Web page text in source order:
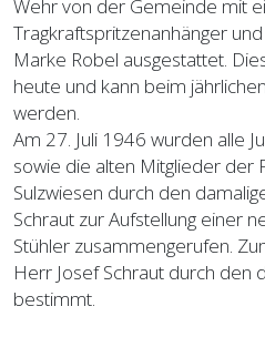
Wehr von der Gemeinde mit
Tragkraftspritzenanhänger
Marke Robel ausgestattet.
heute und kann beim
werden.
Am 27. Juli 1946 wurden alle
sowie die alten Mitglieder der
Sulzwiesen durch den
Schraut zur Aufstellung einer
Stühler zusammengerufen.
Herr Josef Schraut durch den
bestimmt.